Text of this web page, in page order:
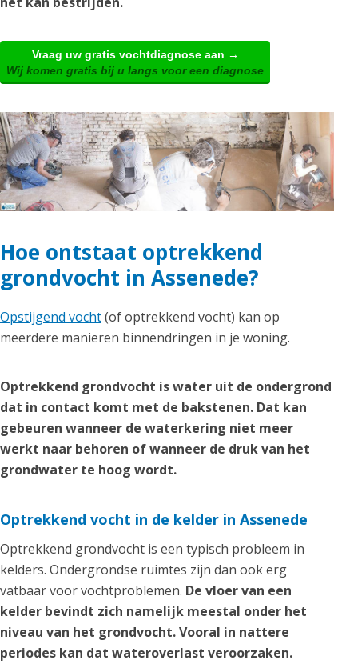
Vraag uw gratis vochtdiagnose aan →
Wij komen gratis bij u langs voor een diagnose
Hoe ontstaat optrekkend
grondvocht in Assenede?
Opstijgend vocht(of optrekkend vocht) kan op
meerdere manieren binnendringen in je woning.
Optrekkend grondvocht is water uit de ondergrond
dat in contact komt met de bakstenen. Dat kan
gebeuren wanneer de waterkering niet meer
werkt naar behoren of wanneer de druk van het
grondwater te hoog wordt.
Optrekkend vocht in de kelder in Assenede
Optrekkend grondvocht is een typisch probleem in
kelders. Ondergrondse ruimtes zijn dan ook erg
vatbaar voor vochtproblemen. De vloer van een
kelder bevindt zich namelijk meestal onder het
niveau van het grondvocht. Vooral in nattere
periodes kan dat wateroverlast veroorzaken.